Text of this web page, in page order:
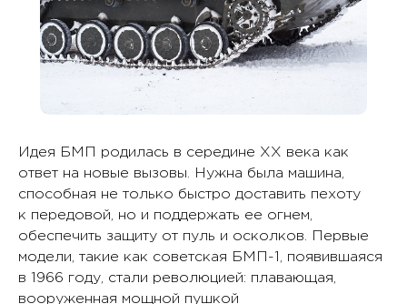
Идея БМП родилась в середине XX века как
ответ на новые вызовы. Нужна была машина,
способная не только быстро доставить пехоту
к передовой, но и поддержать ее огнем,
обеспечить защиту от пуль и осколков. Первые
модели, такие как советская БМП-1, появившаяся
в 1966 году, стали революцией: плавающая,
вооруженная мощной пушкой